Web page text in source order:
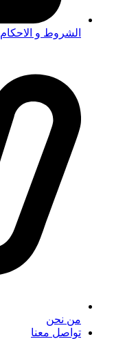
الشروط و الاحكام
من نحن
تواصل معنا